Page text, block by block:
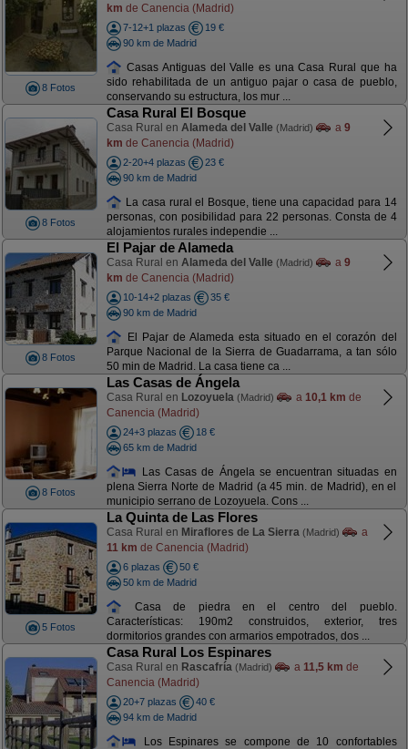
8 Fotos
km de Canencia (Madrid)
7-12+1 plazas
19 €
90 km de Madrid
Casas Antiguas del Valle es una Casa Rural que ha
sido rehabilitada de un antiguo pajar o casa de pueblo,
conservando su estructura, los mur ...
8 Fotos
Casa Rural El Bosque
Casa Rural en Alameda del Valle (Madrid) a 9
km de Canencia (Madrid)
2-20+4 plazas
23 €
90 km de Madrid
La casa rural el Bosque, tiene una capacidad para 14
personas, con posibilidad para 22 personas. Consta de 4
alojamientos rurales independie ...
8 Fotos
El Pajar de Alameda
Casa Rural en Alameda del Valle (Madrid) a 9
km de Canencia (Madrid)
10-14+2 plazas
35 €
90 km de Madrid
El Pajar de Alameda esta situado en el corazón del
Parque Nacional de la Sierra de Guadarrama, a tan sólo
50 min de Madrid. La casa tiene ca ...
8 Fotos
Las Casas de Ángela
Casa Rural en Lozoyuela (Madrid) a 10,1 km de
Canencia (Madrid)
24+3 plazas
18 €
65 km de Madrid
Las Casas de Ángela se encuentran situadas en
plena Sierra Norte de Madrid (a 45 min. de Madrid), en el
municipio serrano de Lozoyuela. Cons ...
5 Fotos
La Quinta de Las Flores
Casa Rural en Miraflores de La Sierra (Madrid)
a
11 km de Canencia (Madrid)
6 plazas
50 €
50 km de Madrid
Casa de piedra en el centro del pueblo.
Características: 190m2 construidos, exterior, tres
dormitorios grandes con armarios empotrados, dos ...
Casa Rural Los Espinares
Casa Rural en Rascafría (Madrid) a 11,5 km de
Canencia (Madrid)
20+7 plazas
40 €
94 km de Madrid
Los Espinares se compone de 10 confortables